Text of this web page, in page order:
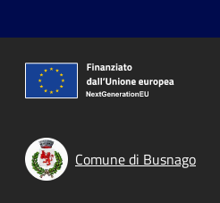
Comune di Busnago